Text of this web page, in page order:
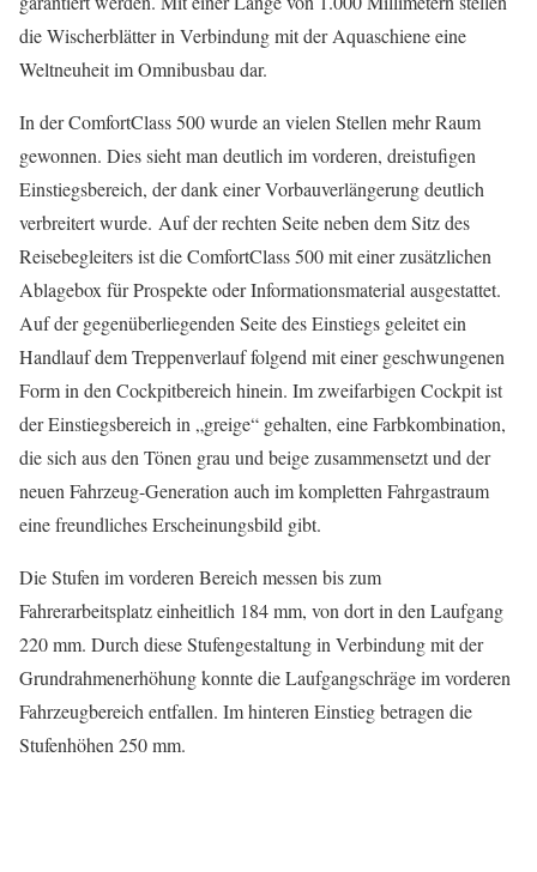
die Wischerblätter in Verbindung mit der Aquaschiene eine
Weltneuheit im Omnibusbau dar.
In der ComfortClass 500 wurde an vielen Stellen mehr Raum
gewonnen. Dies sieht man deutlich im vorderen, dreistufigen
Einstiegsbereich, der dank einer Vorbauverlängerung deutlich
verbreitert wurde. Auf der rechten Seite neben dem Sitz des
Reisebegleiters ist die ComfortClass 500 mit einer zusätzlichen
Ablagebox für Prospekte oder Informationsmaterial ausgestattet.
Auf der gegenüberliegenden Seite des Einstiegs geleitet ein
Handlauf dem Treppenverlauf folgend mit einer geschwungenen
Form in den Cockpitbereich hinein. Im zweifarbigen Cockpit ist
der Einstiegsbereich in „greige“ gehalten, eine Farbkombination,
die sich aus den Tönen grau und beige zusammensetzt und der
neuen Fahrzeug-Generation auch im kompletten Fahrgastraum
eine freundliches Erscheinungsbild gibt.
Die Stufen im vorderen Bereich messen bis zum
Fahrerarbeitsplatz einheitlich 184 mm, von dort in den Laufgang
220 mm. Durch diese Stufengestaltung in Verbindung mit der
Grundrahmenerhöhung konnte die Laufgangschräge im vorderen
Fahrzeugbereich entfallen. Im hinteren Einstieg betragen die
Stufenhöhen 250 mm.